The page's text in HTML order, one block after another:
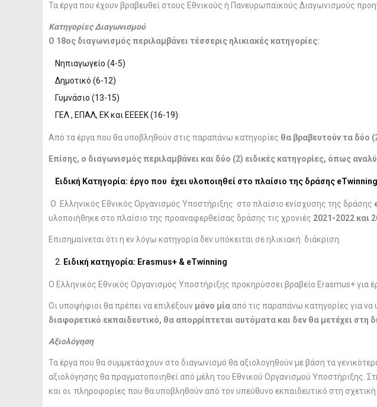
Τα έργα που έχουν βραβευθεί στους Εθνικούς ή Πανευρωπαϊκούς Διαγωνισμούς
Κατηγορίες Διαγωνισμού
Ο 18ος διαγωνισμός περιλαμβάνει τέσσερις ηλικιακές κατηγορίες:
Νηπιαγωγείο (4-5)
Δημοτικό (6-12)
Γυμνάσιο (13-15)
ΓΕΛ , ΕΠΑΛ, EK και ΕΕΕΕΚ (16-19)
Από τα έργα που θα υποβληθούν στις παραπάνω κατηγορίες θα βραβευτούν τα δύο
Επίσης, ο διαγωνισμός περιλαμβάνει και δύο (2) ειδικές κατηγορίες, όπως
Ειδική Κατηγορία: έργο που έχει υλοποιηθεί στο πλαίσιο της δράσης
Ο Ελληνικός Εθνικός Οργανισμός Υποστήριξης στο πλαίσιο ενίσχυσης της δράσης
υλοποιήθηκε στο πλαίσιο της προαναφερθείσας δράσης τις χρονιές 2021-2022 και
Επισημαίνεται ότι η εν λόγω κατηγορία δεν υπόκειται σε ηλικιακή διάκριση.
Ειδική κατηγορία: Erasmus+ & eTwinning
Ο Ελληνικός Εθνικός Οργανισμός Υποστήριξης προκηρύσσει βραβείο Erasmus+
Οι υποψήφιοι θα πρέπει να επιλέξουν μόνο μίααπό τις παραπάνω κατηγορίες για να
διαφορετικό εκπαιδευτικό, θα απορρίπτεται αυτόματα και δεν θα μετέχει στη
Αξιολόγηση
Τα έργα που θα συμμετάσχουν στο διαγωνισμό θα αξιολογηθούν με βάση τα
αξιολόγησης θα πραγματοποιηθεί από μέλη του Εθνικού Οργανισμού
και οι πληροφορίες που θα υποβληθούν από τον υπεύθυνο εκπαιδευτικό στη